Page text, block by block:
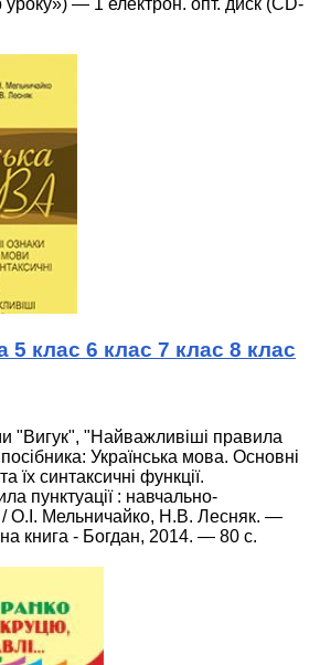
5 клас 6 клас 7 клас 8 клас
"Вигук", "Найважливіші правила
Українська мова. Основні
їх синтаксичні функції.
пунктуації : навчально-
/ О.І. Мельничайко, Н.В. Лесняк. —
книга - Богдан, 2014. — 80 с.